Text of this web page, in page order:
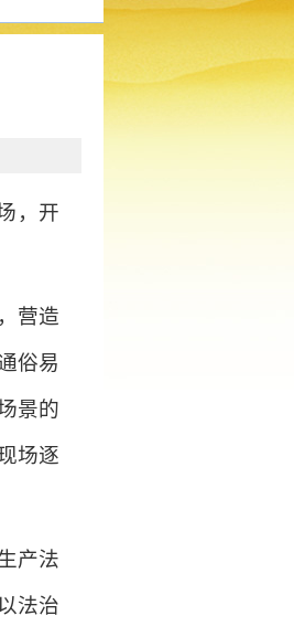
，开
营造
俗易
景的
场逐
产法
法治